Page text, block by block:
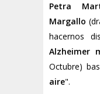
Petra
Margallo
hacernos
Alzheimer
Octubre)
aire".